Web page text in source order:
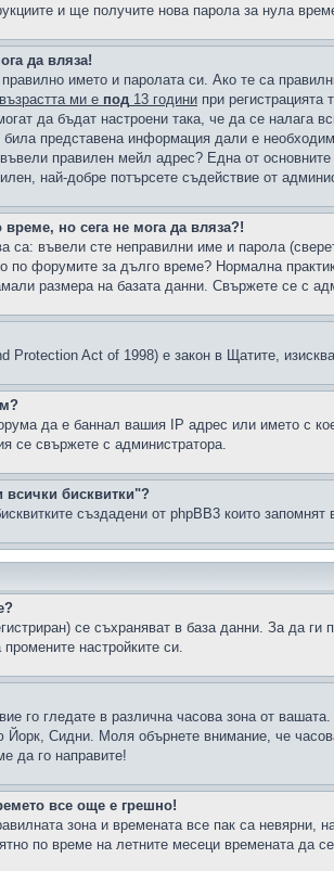
и ще получите нова парола за нула
да вляза!
името и паролата си. Ако те са
ми е под 13 години при регистрацията
да бъдат настроени така, че да се налага
представена информация дали е
правилен мейл адрес? Една от
най-добре потърсете съдействие от
време, но сега не мога да вляза?!
са: въвели сте неправилни име и парола
форумите за дълго време? Нормална
размера на базата данни. Свържете се с
Protection Act of 1998) е закон в Щатите,
да е баннал вашия IP адрес или името с
се свържете с администратора.
бисквитки"?
създадени от phpBB3 които
се съхраняват в база данни. За да ги
настройките си.
го гледате в различна часова зона от
Сидни. Моля обърнете внимание, че
да го направите!
все още е грешно!
зона и времената все пак са
по време на летните месеци времената да